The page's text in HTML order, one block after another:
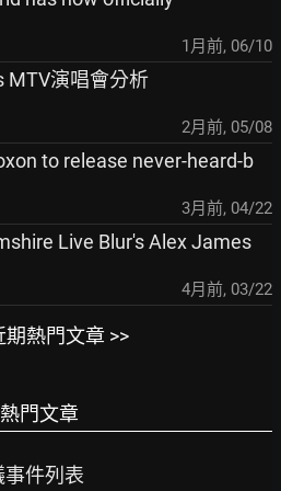
1月前, 06/10
MTV演唱會分析
2月前, 05/08
to release never-heard-b
3月前, 04/22
Live Blur's Alex James
4月前, 03/22
期熱門文章 >>
門文章
事件列表